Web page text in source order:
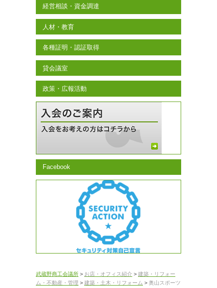
経営相談・資金調達
人材・教育
各種証明・認証取得
貸会議室
政策・広報活動
Facebook
武蔵野商工会議所 > お店・オフィス紹介 > 建築・リフォー
ム・不動産・管理 > 建築・土木・リフォーム > 奥山スポーツ